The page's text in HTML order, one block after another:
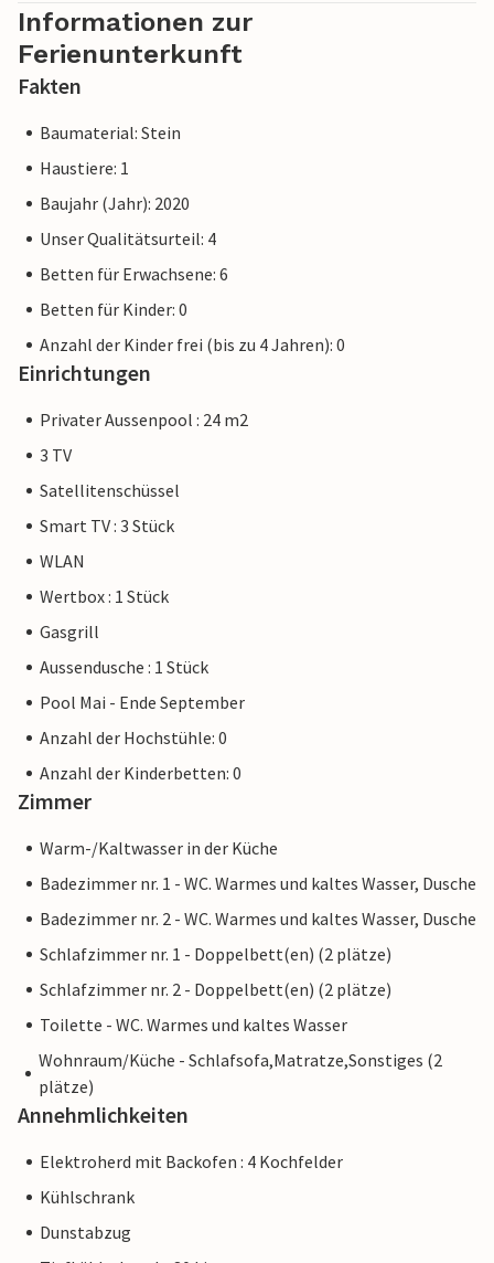
Informationen zur
Ferienunterkunft
Fakten
Baumaterial: Stein
Haustiere: 1
Baujahr (Jahr): 2020
Unser Qualitätsurteil: 4
Betten für Erwachsene: 6
Betten für Kinder: 0
Anzahl der Kinder frei (bis zu 4 Jahren): 0
Einrichtungen
Privater Aussenpool : 24 m2
3 TV
Satellitenschüssel
Smart TV : 3 Stück
WLAN
Wertbox : 1 Stück
Gasgrill
Aussendusche : 1 Stück
Pool Mai - Ende September
Anzahl der Hochstühle: 0
Anzahl der Kinderbetten: 0
Zimmer
Warm-/Kaltwasser in der Küche
Badezimmer nr. 1 - WC. Warmes und kaltes Wasser, Dusche
Badezimmer nr. 2 - WC. Warmes und kaltes Wasser, Dusche
Schlafzimmer nr. 1 - Doppelbett(en) (2 plätze)
Schlafzimmer nr. 2 - Doppelbett(en) (2 plätze)
Toilette - WC. Warmes und kaltes Wasser
Wohnraum/Küche - Schlafsofa,Matratze,Sonstiges (2
plätze)
Annehmlichkeiten
Elektroherd mit Backofen : 4 Kochfelder
Kühlschrank
Dunstabzug